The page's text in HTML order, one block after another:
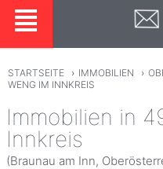
STARTSEITE › IMMOBILIEN ›
WENG IM INNKREIS
Immobilien in
Innkreis
(Braunau am Inn,